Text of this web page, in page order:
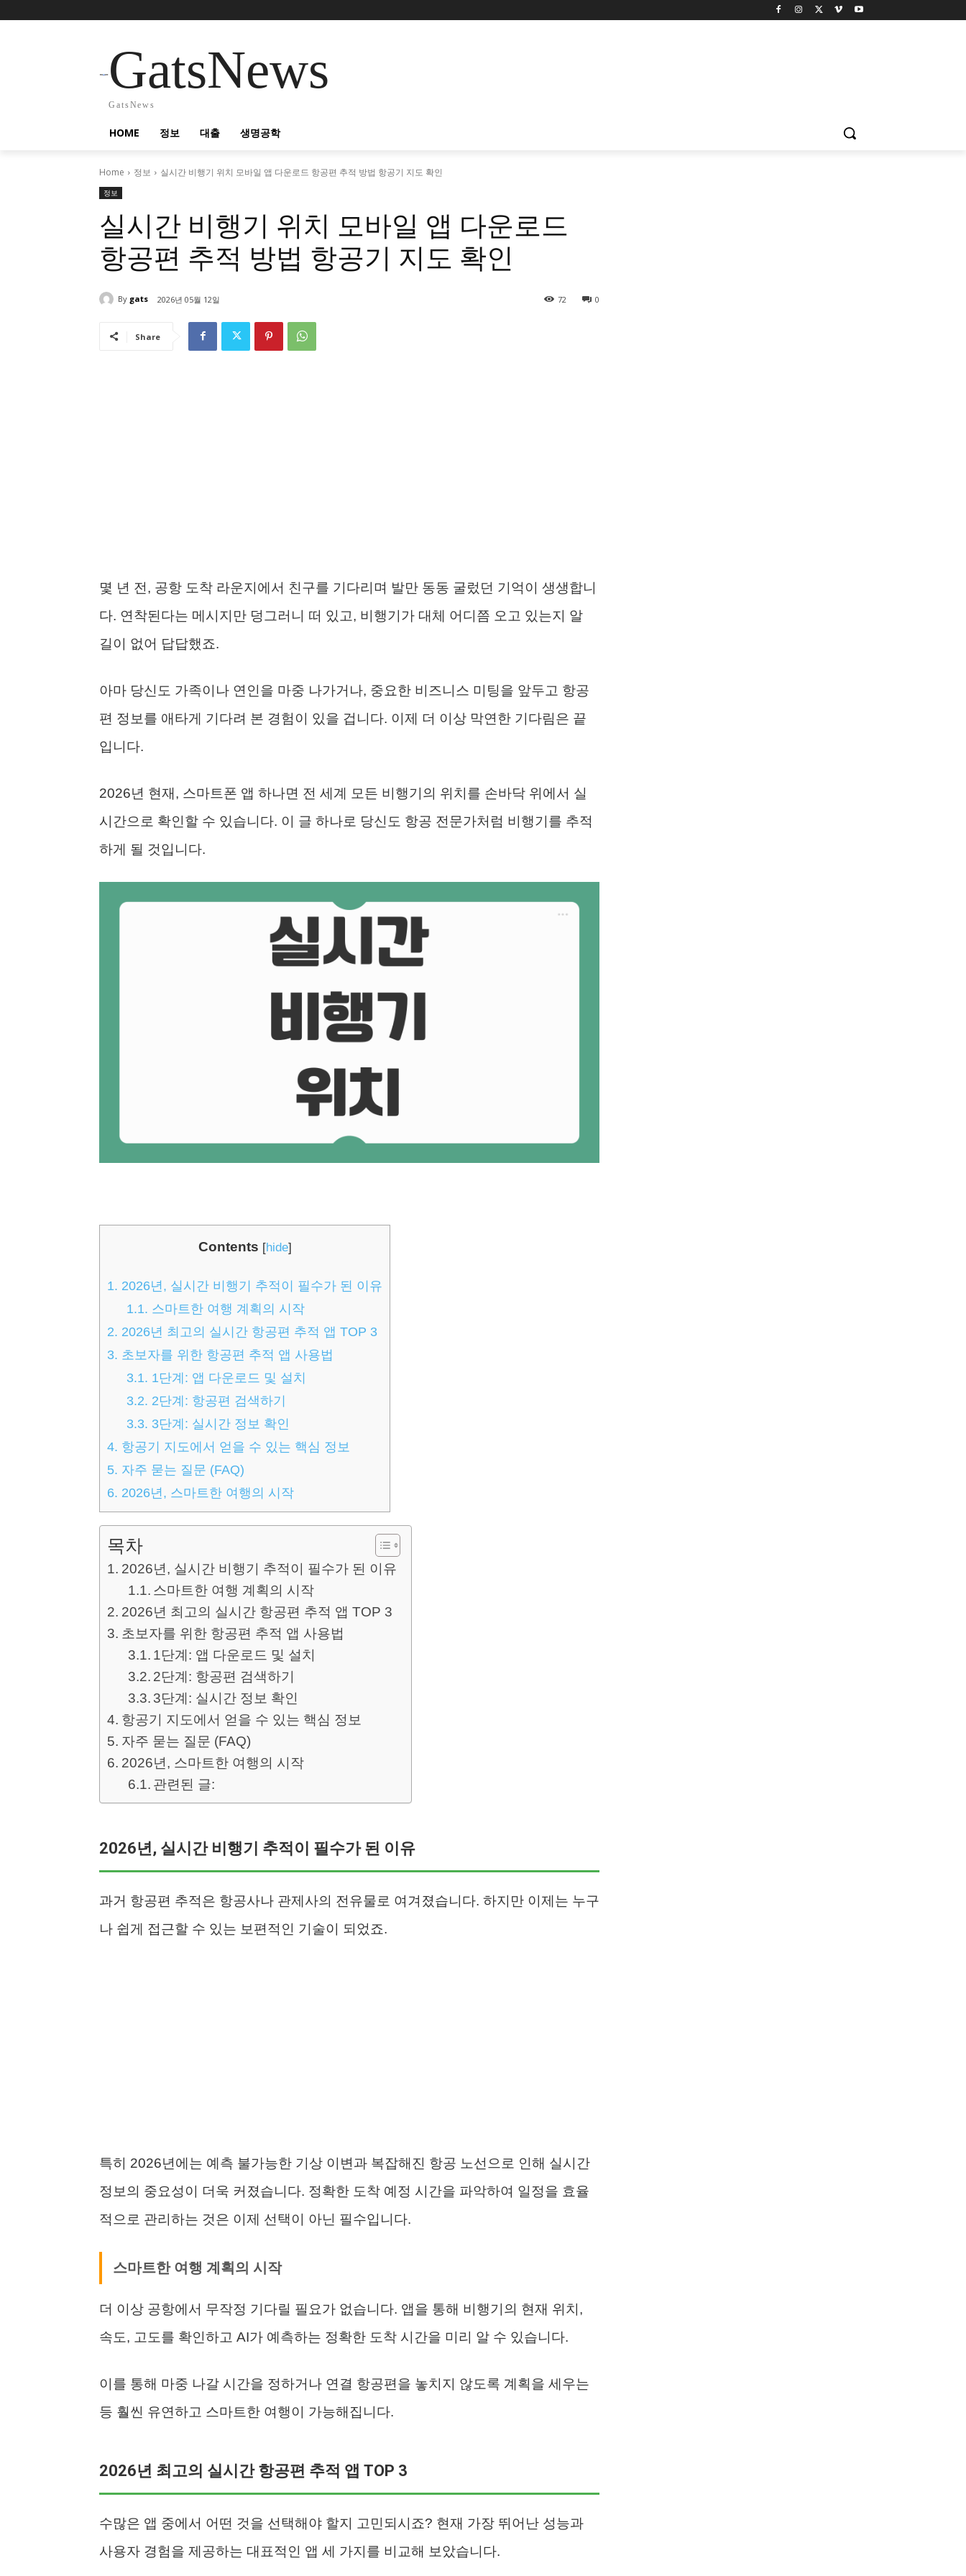
GatsNews
GatsNews
HOME 정보 대출 생명공학
Home 정보 실시간 비행기 위치 모바일 앱 다운로드 항공편 추적 방법 항공기 지도 확인
정보
실시간 비행기 위치 모바일 앱 다운로드
항공편 추적 방법 항공기 지도 확인
By gats 2026년 05월 12일 0
72
Share
몇 년 전, 공항 도착 라운지에서 친구를 기다리며 발만 동동 굴렀던 기억이 생생합니
다. 연착된다는 메시지만 덩그러니 떠 있고, 비행기가 대체 어디쯤 오고 있는지 알
길이 없어 답답했죠.
아마 당신도 가족이나 연인을 마중 나가거나, 중요한 비즈니스 미팅을 앞두고 항공
편 정보를 애타게 기다려 본 경험이 있을 겁니다. 이제 더 이상 막연한 기다림은 끝
입니다.
2026년 현재, 스마트폰 앱 하나면 전 세계 모든 비행기의 위치를 손바닥 위에서 실
시간으로 확인할 수 있습니다. 이 글 하나로 당신도 항공 전문가처럼 비행기를 추적
하게 될 것입니다.
Contents [hide]
1. 2026년, 실시간 비행기 추적이 필수가 된 이유
1.1. 스마트한 여행 계획의 시작
2. 2026년 최고의 실시간 항공편 추적 앱 TOP 3
3. 초보자를 위한 항공편 추적 앱 사용법
3.1. 1단계: 앱 다운로드 및 설치
3.2. 2단계: 항공편 검색하기
3.3. 3단계: 실시간 정보 확인
4. 항공기 지도에서 얻을 수 있는 핵심 정보
5. 자주 묻는 질문 (FAQ)
6. 2026년, 스마트한 여행의 시작
목차
2026년, 실시간 비행기 추적이 필수가 된 이유
스마트한 여행 계획의 시작
2026년 최고의 실시간 항공편 추적 앱 TOP 3
초보자를 위한 항공편 추적 앱 사용법
1단계: 앱 다운로드 및 설치
2단계: 항공편 검색하기
3단계: 실시간 정보 확인
항공기 지도에서 얻을 수 있는 핵심 정보
자주 묻는 질문 (FAQ)
2026년, 스마트한 여행의 시작
관련된 글:
2026년, 실시간 비행기 추적이 필수가 된 이유
과거 항공편 추적은 항공사나 관제사의 전유물로 여겨졌습니다. 하지만 이제는 누구
나 쉽게 접근할 수 있는 보편적인 기술이 되었죠.
특히 2026년에는 예측 불가능한 기상 이변과 복잡해진 항공 노선으로 인해 실시간
정보의 중요성이 더욱 커졌습니다. 정확한 도착 예정 시간을 파악하여 일정을 효율
적으로 관리하는 것은 이제 선택이 아닌 필수입니다.
스마트한 여행 계획의 시작
더 이상 공항에서 무작정 기다릴 필요가 없습니다. 앱을 통해 비행기의 현재 위치,
속도, 고도를 확인하고 AI가 예측하는 정확한 도착 시간을 미리 알 수 있습니다.
이를 통해 마중 나갈 시간을 정하거나 연결 항공편을 놓치지 않도록 계획을 세우는
등 훨씬 유연하고 스마트한 여행이 가능해집니다.
2026년 최고의 실시간 항공편 추적 앱 TOP 3
수많은 앱 중에서 어떤 것을 선택해야 할지 고민되시죠? 현재 가장 뛰어난 성능과
사용자 경험을 제공하는 대표적인 앱 세 가지를 비교해 보았습니다.